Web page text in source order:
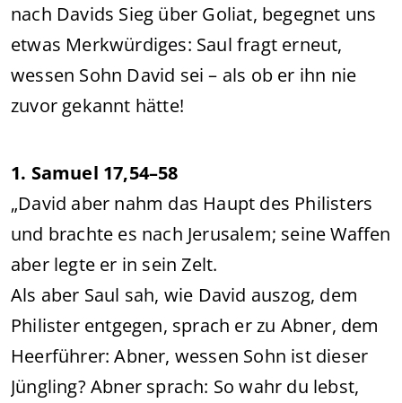
nach Davids Sieg über Goliat, begegnet uns
etwas Merkwürdiges: Saul fragt erneut,
wessen Sohn David sei – als ob er ihn nie
zuvor gekannt hätte!
1. Samuel 17,54–58
„David aber nahm das Haupt des Philisters
und brachte es nach Jerusalem; seine Waffen
aber legte er in sein Zelt.
Als aber Saul sah, wie David auszog, dem
Philister entgegen, sprach er zu Abner, dem
Heerführer: Abner, wessen Sohn ist dieser
Jüngling? Abner sprach: So wahr du lebst,